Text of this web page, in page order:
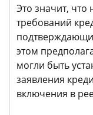
Это значит,
требований
этом
могли быть
заявления
включения в